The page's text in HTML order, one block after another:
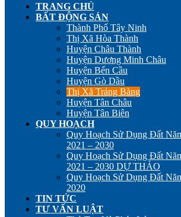
TRANG CHỦ
BẤT ĐỘNG SẢN
Thành Phố Tây Ninh
Thị Xã Hòa Thành
Huyện Châu Thành
Huyện Dương Minh Châu
Huyện Bến Cầu
Huyện Gò Dầu
Thị Xã Trảng Bàng
Huyện Tân Châu
Huyện Tân Biên
QUY HOẠCH
Quy Hoạch Sử Dụng Đất
2021 – 2030
Quy Hoạch Sử Dụng Đất
2021 – 2030 DỰ THẢO
Quy Hoạch Sử Dụng Đất
2020
TIN TỨC
TƯ VẤN LUẬT